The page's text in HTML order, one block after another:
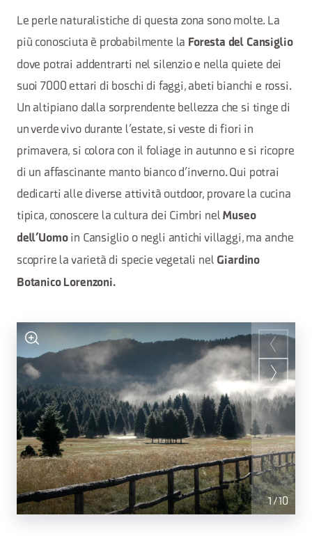
Le perle naturalistiche di questa zona sono molte. La
più conosciuta è probabilmente la Foresta del Cansiglio
dove potrai addentrarti nel silenzio e nella quiete dei
suoi 7000 ettari di boschi di faggi, abeti bianchi e rossi.
Un altipiano dalla sorprendente bellezza che si tinge di
un verde vivo durante l’estate, si veste di fiori in
primavera, si colora con il foliage in autunno e si ricopre
di un affascinante manto bianco d’inverno. Qui potrai
dedicarti alle diverse attività outdoor, provare la cucina
tipica, conoscere la cultura dei Cimbri nelMuseo
dell’Uomoin Cansiglio o negli antichi villaggi, ma anche
scoprire la varietà di specie vegetali nel Giardino
Botanico Lorenzoni.
1 /10